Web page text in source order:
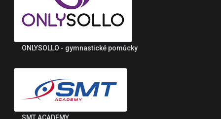
ONLYSOLLO - gymnastické pomůcky